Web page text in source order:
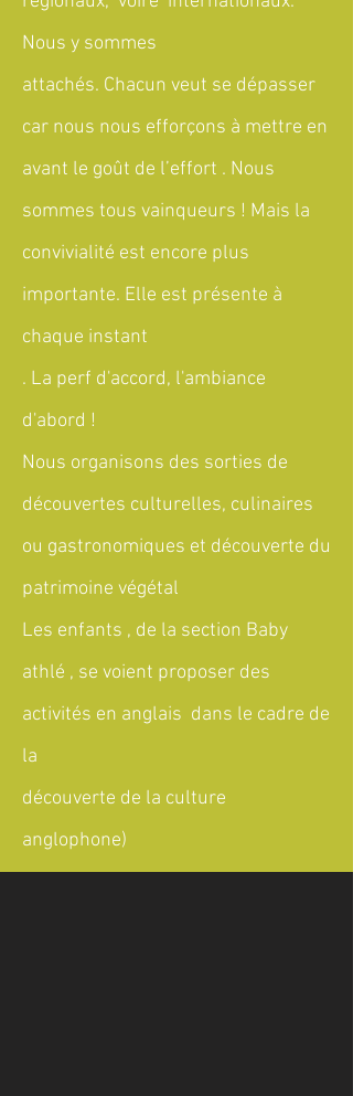
Nous y sommes
attachés. Chacun veut se dépasser
car nous nous efforçons à mettre en
avant le goût de l’effort . Nous
sommes tous vainqueurs ! Mais la
convivialité est encore plus
importante. Elle est présente à
chaque instant
. La perf d'accord, l'ambiance
d'abord !
Nous organisons des sorties de
découvertes culturelles, culinaires
ou gastronomiques et découverte du
patrimoine végétal
Les enfants , de la section Baby
athlé , se voient proposer des
activités en anglais dans le cadre de
la
découverte de la culture
anglophone)